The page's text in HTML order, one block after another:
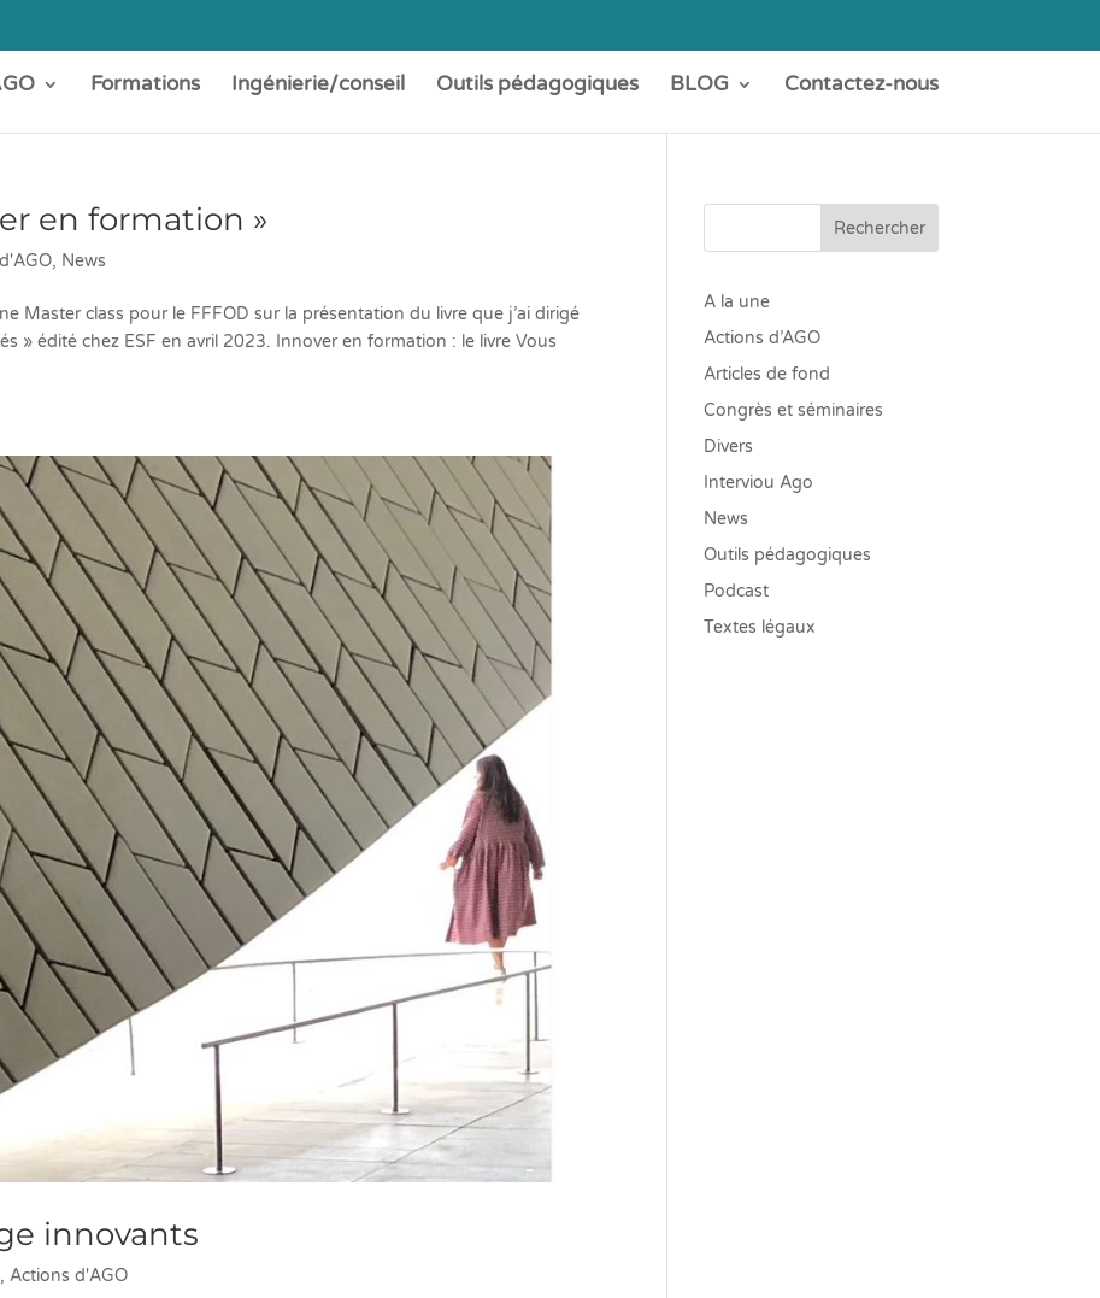
Formations Ingénierie/conseil Outils pédagogiques BLOG Contactez-nous
en formation »
, News
Master class pour le FFFOD sur la présentation du livre que j’ai dirigé
» édité chez ESF en avril 2023. Innover en formation : le livre Vous
innovants
,Actions d'AGO
Rechercher
A la une
Actions d’AGO
Articles de fond
Congrès et séminaires
Divers
Interviou Ago
News
Outils pédagogiques
Podcast
Textes légaux